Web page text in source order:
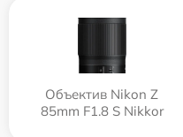
Объектив Nikon Z
85mm F1.8 S Nikkor